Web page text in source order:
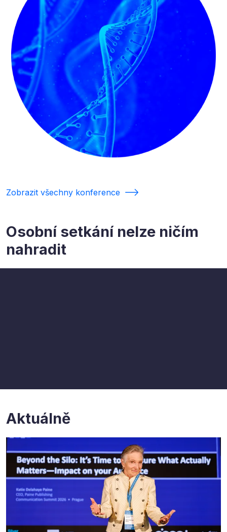
Zobrazit všechny konference
Osobní setkání nelze ničím
nahradit
Aktuálně